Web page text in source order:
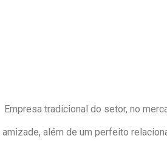
Empresa tradicional do setor, no
amizade, além de um perfeito